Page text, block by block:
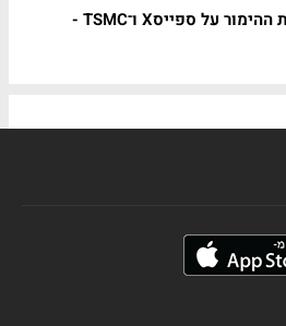
קת׳י ווד מגדילה את ההימור על ספייסX ו־TSMC -